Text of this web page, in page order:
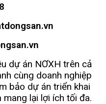
dự án NƠXH trên cả
cùng doanh nghiệp
bảo dự án triển khai
mang lại lợi ích tối đa.